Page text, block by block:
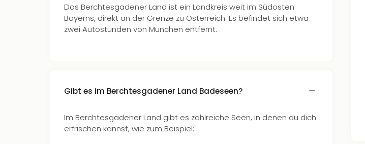
Das Berchtesgadener Land ist ein Landkreis weit im Südosten
Bayerns, direkt an der Grenze zu Österreich. Es befindet sich etwa
zwei Autostunden von München entfernt.
Gibt es im Berchtesgadener Land Badeseen?
Im Berchtesgadener Land gibt es zahlreiche Seen, in denen du dich
erfrischen kannst, wie zum Beispiel: